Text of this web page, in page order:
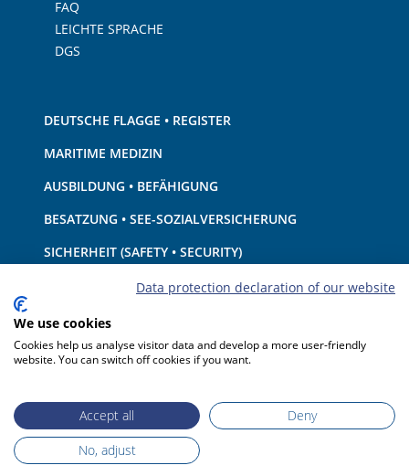
FAQ
LEICHTE SPRACHE
DGS
DEUTSCHE FLAGGE • REGISTER
MARITIME MEDIZIN
AUSBILDUNG • BEFÄHIGUNG
BESATZUNG • SEE-SOZIALVERSICHERUNG
SICHERHEIT (SAFETY • SECURITY)
SCHIFF • AUSRÜSTUNG
UMWELTSCHUTZ • KLIMA
HAFTUNG • FINANZEN
Data protection declaration of our website
We use cookies
Cookies help us analyse visitor data and develop a more user-friendly
website. You can switch off cookies if you want.
Accept all
Deny
No, adjust